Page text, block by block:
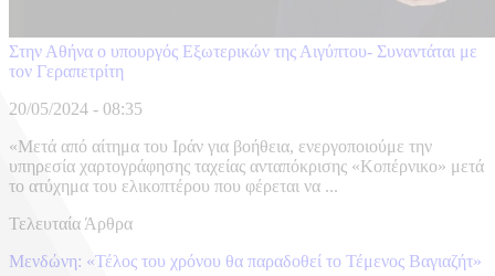
Στην Αθήνα ο υπουργός Εξωτερικών της Αιγύπτου- Συναντάται με
τον Γεραπετρίτη
20/05/2024 - 08:35
​«Μετά από αίτημα του Ιράν για βοήθεια, ενεργοποιούμε την
υπηρεσία χαρτογράφησης ταχείας ανταπόκρισης «Κοπέρνικο» μετά
το ατύχημα του ελικοπτέρου που φέρεται να ...
Τελευταία Άρθρα
Μενδώνη: «Τέλος του χρόνου θα παραδοθεί το Τέμενος Βαγιαζήτ»